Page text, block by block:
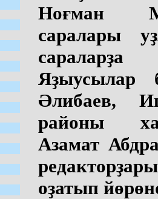
Ноғман
саралары
Яҙыусылар
Әлибаев,
районы
Азамат
оҙатып